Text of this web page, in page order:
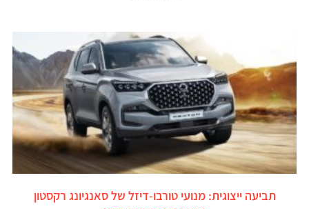
תביעה ייצוגית: מנועי טורבו-דיזל של סאנגיונג רקסטון